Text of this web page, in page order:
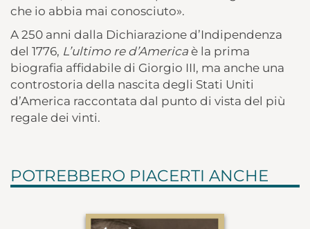
che io abbia mai conosciuto».
A 250 anni dalla Dichiarazione d’Indipendenza
del 1776, L’ultimo re d’America è la prima
biografia affidabile di Giorgio III, ma anche una
controstoria della nascita degli Stati Uniti
d’America raccontata dal punto di vista del più
regale dei vinti.
POTREBBERO PIACERTI ANCHE